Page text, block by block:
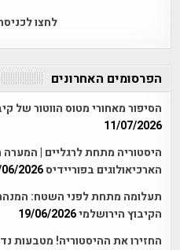
לחצו
הפרסומים האחרונים
הסיפור מאחורי מטוס הווטור של
11/07/2026
היסטוריה מתחת לרגליים |
הארכיאולוגים בפוריידיס2026
תעלומה מתחת לפני השטח:
הקיבוץ הירושלמי19/06/2026
החזירו את ההיסטוריה! מטבעות